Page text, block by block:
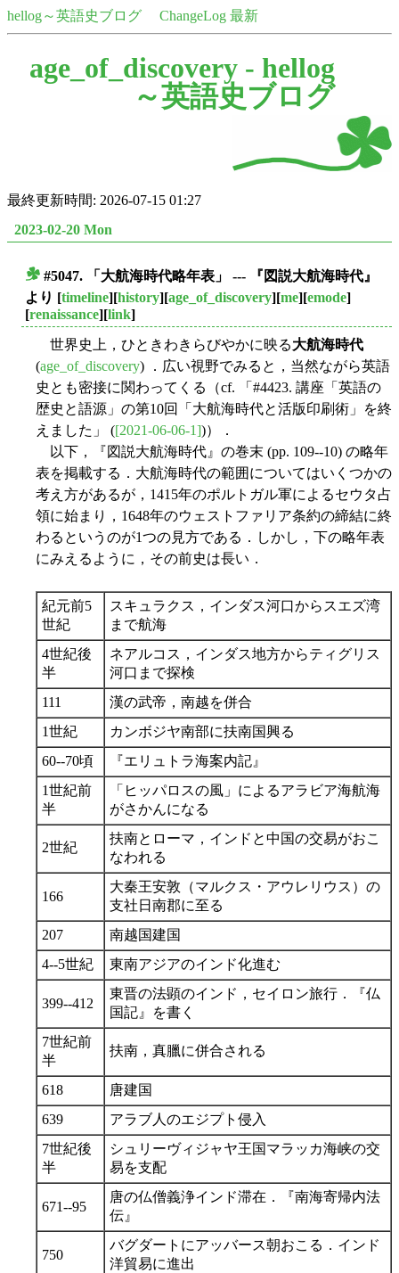
hellog～英語史ブログ ChangeLog 最新
age_of_discovery - hellog
～英語史ブログ
最終更新時間: 2026-07-15 01:27
2023-02-20 Mon
#5047. 「大航海時代略年表」 --- 『図説大航海時代』
より [timeline][history][age_of_discovery][me][emode]
[renaissance][link]
世界史上，ひときわきらびやかに映る大航海時代
(age_of_discovery) ．広い視野でみると，当然ながら英語
史とも密接に関わってくる（cf. 「#4423. 講座「英語の
歴史と語源」の第10回「大航海時代と活版印刷術」を終
えました」 ([2021-06-06-1])）．
以下，『図説大航海時代』の巻末 (pp. 109--10) の略年
表を掲載する．大航海時代の範囲についてはいくつかの
考え方があるが，1415年のポルトガル軍によるセウタ占
領に始まり，1648年のウェストファリア条約の締結に終
わるというのが1つの見方である．しかし，下の略年表
にみえるように，その前史は長い．
紀元前5
世紀
スキュラクス，インダス河口からスエズ湾
まで航海
4世紀後
半
ネアルコス，インダス地方からティグリス
河口まで探検
111
漢の武帝，南越を併合
1世紀
カンボジヤ南部に扶南国興る
60--70頃
『エリュトラ海案内記』
1世紀前
半
「ヒッパロスの風」によるアラビア海航海
がさかんになる
2世紀
扶南とローマ，インドと中国の交易がおこ
なわれる
166
大秦王安敦（マルクス・アウレリウス）の
支社日南郡に至る
207
南越国建国
4--5世紀
東南アジアのインド化進む
399--412
東晋の法顕のインド，セイロン旅行．『仏
国記』を書く
7世紀前
半
扶南，真臘に併合される
618
唐建国
639
アラブ人のエジプト侵入
7世紀後
半
シュリーヴィジャヤ王国マラッカ海峡の交
易を支配
671--95
唐の仏僧義浄インド滞在．『南海寄帰内法
伝』
750
バグダートにアッバース朝おこる．インド
洋貿易に進出